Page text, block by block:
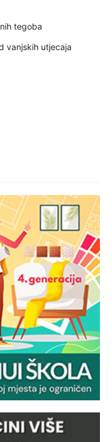
tegoba
vanjskih utjecaja